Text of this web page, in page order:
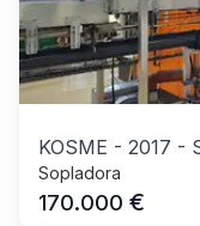
KOSME - 2017 -
Sopladora
170.000 €